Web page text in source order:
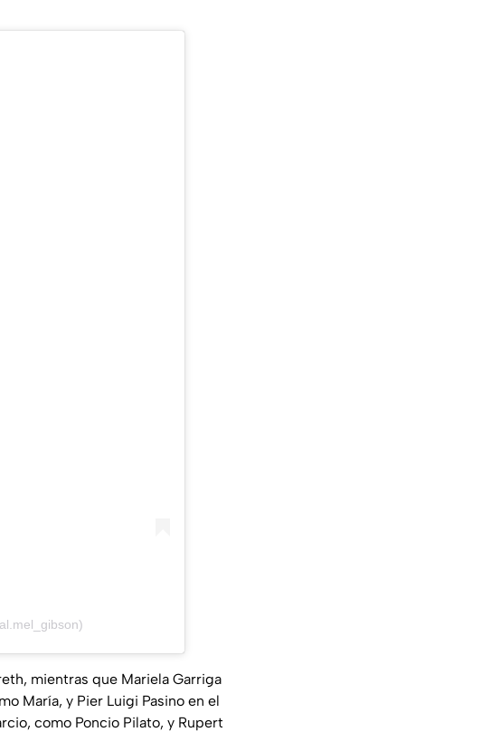
mientras que Mariela Garriga
María, y Pier Luigi Pasino en el
como Poncio Pilato, y Rupert